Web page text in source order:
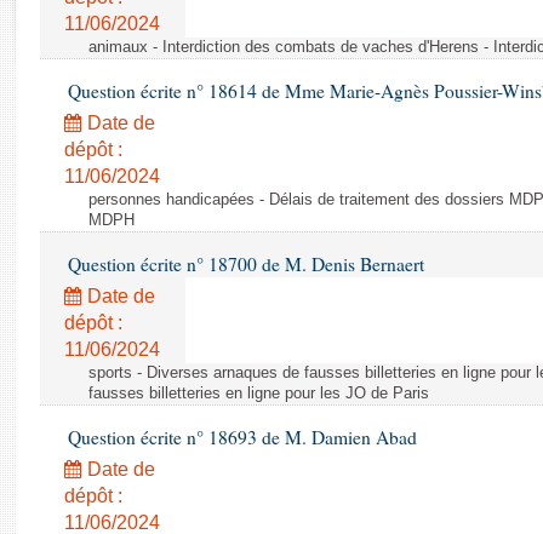
Rapports législatifs
Dossiers législatifs
Budget et sécurité sociale
Questions écrites et orales
Comptes rendus des débats
11/06/2024
animaux - Interdiction des combats de vaches d'Herens -
Question écrite n° 18614 de Mme Marie-Agnès Poussier-
Date de
dépôt :
11/06/2024
personnes handicapées - Délais de traitement des dossiers
MDPH
Question écrite n° 18700 de M. Denis Bernaert
Date de
dépôt :
11/06/2024
sports - Diverses arnaques de fausses billetteries en ligne pour
fausses billetteries en ligne pour les JO de Paris
Question écrite n° 18693 de M. Damien Abad
Date de
dépôt :
11/06/2024